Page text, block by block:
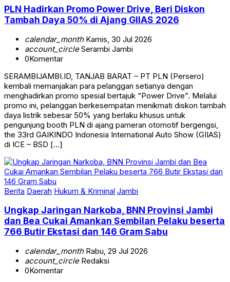
PLN Hadirkan Promo Power Drive, Beri Diskon
Tambah Daya 50% di Ajang GIIAS 2026
calendar_monthKamis, 30 Jul 2026
account_circleSerambi Jambi
0Komentar
SERAMBIJAMBI.ID, TANJAB BARAT – PT PLN (Persero)
kembali memanjakan para pelanggan setianya dengan
menghadirkan promo spesial bertajuk “Power Drive”. Melalui
promo ini, pelanggan berkesempatan menikmati diskon tambah
daya listrik sebesar 50% yang berlaku khusus untuk
pengunjung booth PLN di ajang pameran otomotif bergengsi,
the 33rd GAIKINDO Indonesia International Auto Show (GIIAS)
di ICE – BSD […]
Berita Daerah Hukum & Kriminal Jambi
Ungkap Jaringan Narkoba, BNN Provinsi Jambi
dan Bea Cukai Amankan Sembilan Pelaku beserta
766 Butir Ekstasi dan 146 Gram Sabu
calendar_monthRabu, 29 Jul 2026
account_circleRedaksi
0Komentar